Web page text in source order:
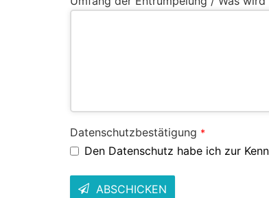
Datenschutzbestätigung *
Den Datenschutz habe ich zur
ABSCHICKEN